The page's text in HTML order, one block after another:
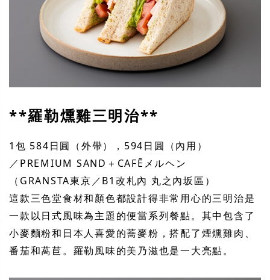
**羅勒燻雞三明治**
1包 584日圓（外帶），594日圓（內用）
／PREMIUM SAND＋CAFĒメルヘン
（GRANSTA東京／B1改札內 丸之內坂區）
這款三色堂食材和顏色都設計得非常用心的三明治是
一款以日式風味為主題的便當系列餐點。其中包含了
小麥麵粉和日本人喜愛的蕎麥粉，搭配了煙燻雞肉、
番茄和萵苣。羅勒風味的美乃滋也是一大亮點。